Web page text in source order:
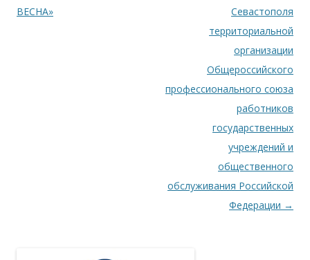
ВЕСНА»
Севастополя
территориальной
организации
Общероссийского
профессионального союза
работников
государственных
учреждений и
общественного
обслуживания Российской
Федерации →